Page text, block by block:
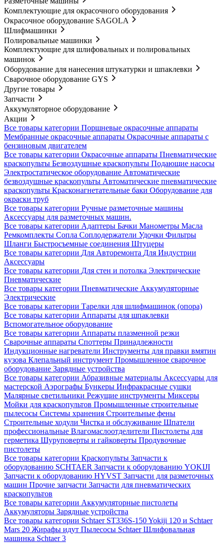
Комплектующие для окрасочного оборудования
Окрасочное оборудование SAGOLA
Шлифмашинки
Полировальные машинки
Комплектующие для шлифовальных и полировальных
машинок
Оборудование для нанесения штукатурки и шпаклевки
Сварочное оборудование GYS
Другие товары
Запчасти
Аккумуляторное оборудование
Акции
Все товары категории Поршневые окрасочные аппараты
Мембранные окрасочные аппараты Окрасочные аппараты с
бензиновым двигателем
Все товары категории Окрасочные аппараты Пневматические
краскопульты Безвоздушные краскопульты Подающие насосы
Электростатическое оборудование Автоматические
безвоздушные краскопульты Автоматические пневматические
краскопульты Красконагнетательные баки Оборудование для
окраски труб
Все товары категории Ручные разметочные машины
Аксессуары для разметочных машин.
Все товары категории Адаптеры Бачки Манометры Масла
Ремкомплекты Сопла Соплодержатели Удочки Фильтры
Шланги Быстросъемные соединения Штуцеры
Все товары категории Для Авторемонта Для Индустрии
Аксессуары
Все товары категории Для стен и потолка Электрические
Пневматические
Все товары категории Пневматические Аккумуляторные
Электрические
Все товары категории Тарелки для шлифмашинок (опора)
Все товары категории Аппараты для шпаклевки
Вспомогательное оборудование
Все товары категории Аппараты плазменной резки
Сварочные аппараты Споттеры Принадлежности
Индукционные нагреватели Инструменты для правки вмятин
кузова Клепальный инструмент Промышленное сварочное
оборудование Зарядные устройства
Все товары категории Абразивные материалы Аксессуары для
мастерской Аэрографы Бункеры Инфракрасные сушки
Малярные светильники Режущие инструменты Миксеры
Мойки для краскопультов Промышленные строительные
пылесосы Системы хранения Строительные фены
Строительные ходули Чистка и обслуживание Шпатели
профессиональные Влагомаслоотделители Пистолеты для
герметика Шуруповерты и гайковерты Продувочные
пистолеты
Все товары категории Краскопульты Запчасти к
оборудованию SCHTAER Запчасти к оборудованию YOKIJI
Запчасти к оборудованию HYVST Запчасти для разметочных
машин Прочие запчасти Запчасти для пневматических
краскопультов
Все товары категории Аккумуляторные пистолеты
Аккумуляторы Зарядные устройства
Все товары категории Schtaer ST336S-150Yokiji 120 и Schtaer
Mars 20 Жирафы идут Пылесосы SchtaerШлифовальная
машинка Schtaer 3